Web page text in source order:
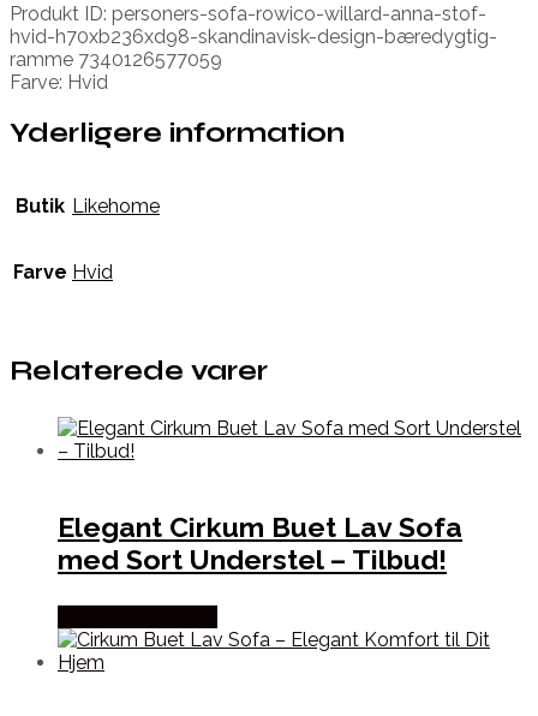
Produkt ID: personers-sofa-rowico-willard-anna-stof-
hvid-h70xb236xd98-skandinavisk-design-bæredygtig-
ramme 7340126577059
Farve: Hvid
Yderligere information
Butik Likehome
Farve Hvid
Relaterede varer
Elegant Cirkum Buet Lav Sofa
med Sort Understel – Tilbud!